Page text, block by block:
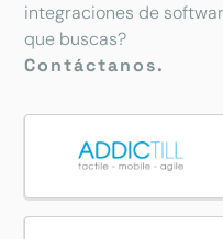
integraciones de
que buscas?
Contáctanos.